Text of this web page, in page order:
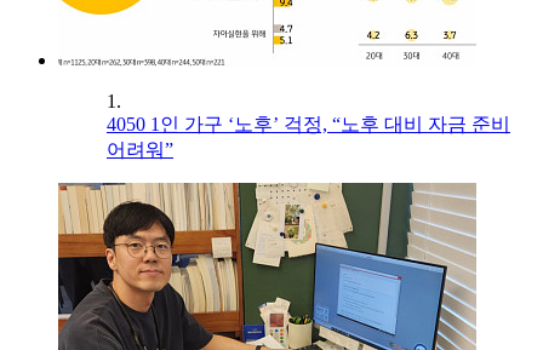
1.
4050 1인 가구 ‘노후’ 걱정, “노후 대비 자금 준비
어려워”